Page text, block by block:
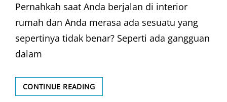
Pernahkah saat Anda berjalan di interior
rumah dan Anda merasa ada sesuatu yang
sepertinya tidak benar? Seperti ada gangguan
dalam
CONTINUE READINGMENGATUR
FURNITURE